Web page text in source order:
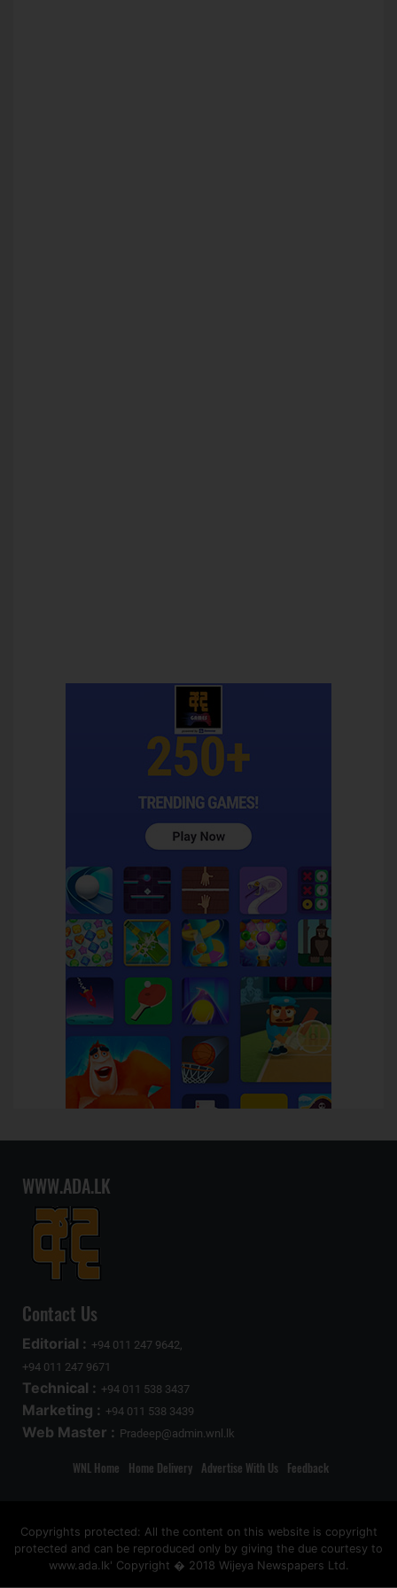
WWW.ADA.LK
Contact Us
Editorial : +94 011 247 9642,
+94 011 247 9671
Technical : +94 011 538 3437
Marketing : +94 011 538 3439
Web Master : Pradeep@admin.wnl.lk
WNL Home Home Delivery Advertise With Us Feedback
Copyrights protected: All the content on this website is copyright
protected and can be reproduced only by giving the due courtesy to
www.ada.lk' Copyright � 2018 Wijeya Newspapers Ltd.